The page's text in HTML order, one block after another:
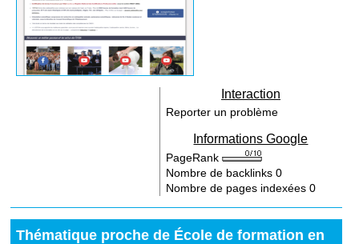
Interaction
Reporter un problème
Informations Google
PageRank
Nombre de backlinks0
Nombre de pages indexées0
Thématique proche de École de formation en